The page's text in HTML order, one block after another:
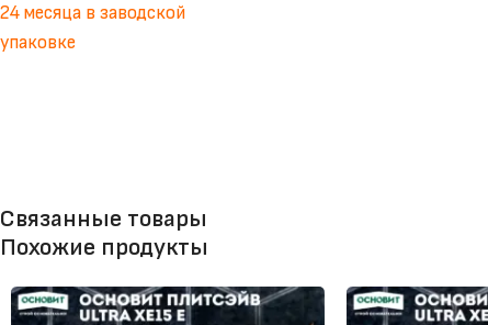
24 месяца в заводской
упаковке
Связанные товары
Похожие продукты